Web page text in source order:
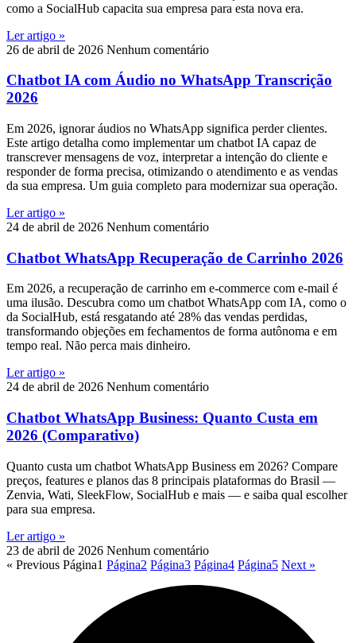
como a SocialHub capacita sua empresa para esta nova era.
Ler artigo »
26 de abril de 2026 Nenhum comentário
Chatbot IA com Áudio no WhatsApp Transcrição
2026
Em 2026, ignorar áudios no WhatsApp significa perder clientes.
Este artigo detalha como implementar um chatbot IA capaz de
transcrever mensagens de voz, interpretar a intenção do cliente e
responder de forma precisa, otimizando o atendimento e as vendas
da sua empresa. Um guia completo para modernizar sua operação.
Ler artigo »
24 de abril de 2026 Nenhum comentário
Chatbot WhatsApp Recuperação de Carrinho 2026
Em 2026, a recuperação de carrinho em e-commerce com e-mail é
uma ilusão. Descubra como um chatbot WhatsApp com IA, como o
da SocialHub, está resgatando até 28% das vendas perdidas,
transformando objeções em fechamentos de forma autônoma e em
tempo real. Não perca mais dinheiro.
Ler artigo »
24 de abril de 2026 Nenhum comentário
Chatbot WhatsApp Business: Quanto Custa em
2026 (Comparativo)
Quanto custa um chatbot WhatsApp Business em 2026? Compare
preços, features e planos das 8 principais plataformas do Brasil —
Zenvia, Wati, SleekFlow, SocialHub e mais — e saiba qual escolher
para sua empresa.
Ler artigo »
23 de abril de 2026 Nenhum comentário
« Previous Página1 Página2 Página3 Página4 Página5 Next »